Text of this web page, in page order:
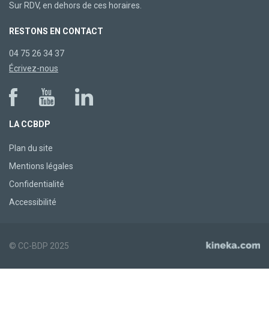
Sur RDV, en dehors de ces horaires.
RESTONS EN CONTACT
04 75 26 34 37
Écrivez-nous
LA CCBDP
Plan du site
Mentions légales
Confidentialité
Accessibilité
© CC-BDP 2025